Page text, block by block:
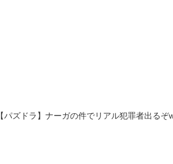
【パズドラ】ナーガの件でリアル犯罪者出るぞ